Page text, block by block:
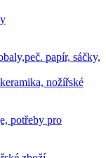
papír, sáčky,
nožířské
potřeby pro